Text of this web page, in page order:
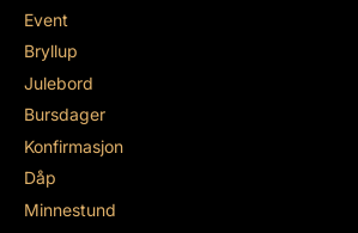
Event
Bryllup
Julebord
Bursdager
Konfirmasjon
Dåp
Minnestund